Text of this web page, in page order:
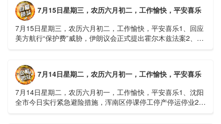
7月15日星期三，农历六月初二，工作愉快，平安喜乐
7月15日星期三，农历六月初二，工作愉快，平安喜乐1、回应
美方航行“保护费”威胁，伊朗议会正式提出霍尔木兹法案2、全
7月14日星期二，农历六月初一，工作愉快，平安喜乐
7月14日星期二，农历六月初一，工作愉快，平安喜乐1、沈阳
全市今日实行紧急避险措施，浑南区停课停工停产停运停业2、